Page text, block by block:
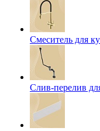
Смеситель для
Слив-перелив